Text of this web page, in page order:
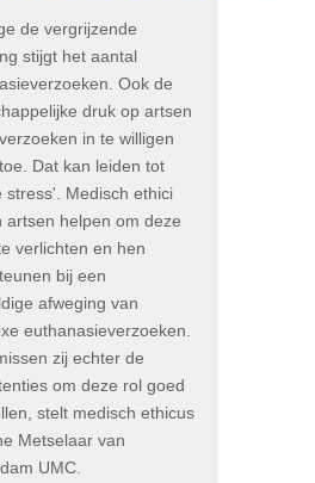
de vergrijzende
stijgt het aantal
Ook de
druk op artsen
in te willigen
Dat kan leiden tot
stress'. Medisch ethici
artsen helpen om deze
verlichten en hen
bij een
afweging van
euthanasieverzoeken.
zij echter de
om deze rol goed
stelt medisch ethicus
Metselaar van
UMC.